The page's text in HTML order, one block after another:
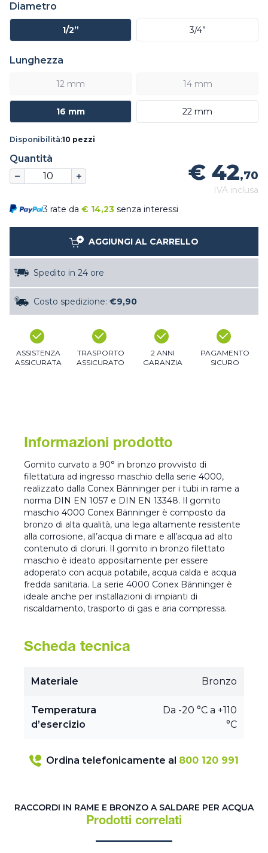
Diametro
1/2” 3/4”
Lunghezza
12 mm 14 mm
16 mm 22 mm
Disponibilità:10 pezzi
Quantità
€ 42,70
IVA inclusa
3 rate da € 14,23 senza interessi
AGGIUNGI AL CARRELLO
Spedito in 24 ore
Costo spedizione: €9,90
ASSISTENZA
ASSICURATA
TRASPORTO
ASSICURATO
2 ANNI
GARANZIA
PAGAMENTO
SICURO
Informazioni prodotto
Gomito curvato a 90° in bronzo provvisto di
filettatura ad ingresso maschio della serie 4000,
realizzato dalla Conex Bänninger per i tubi in rame a
norma DIN EN 1057 e DIN EN 13348. Il gomito
maschio 4000 Conex Bänninger è composto da
bronzo di alta qualità, una lega altamente resistente
alla corrosione, all’acqua di mare e all’acqua ad alto
contenuto di cloruri. Il gomito in bronzo filettato
maschio è ideato appositamente per essere
adoperato con acqua potabile, acqua calda e acqua
fredda sanitaria. La serie 4000 Conex Bänninger è
ideale anche per installazioni di impianti di
riscaldamento, trasporto di gas e aria compressa.
Scheda tecnica
Materiale Bronzo
Temperatura
d’esercizio
Da -20 °C a +110
°C
Ordina telefonicamente al 800 120 991
RACCORDI IN RAME E BRONZO A SALDARE PER ACQUA
Prodotti correlati